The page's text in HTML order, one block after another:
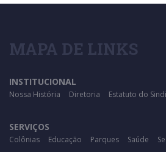
MAPA DE LINKS
INSTITUCIONAL
Nossa História Diretoria Estatuto do
SERVIÇOS
Colônias Educação Parques Saúde